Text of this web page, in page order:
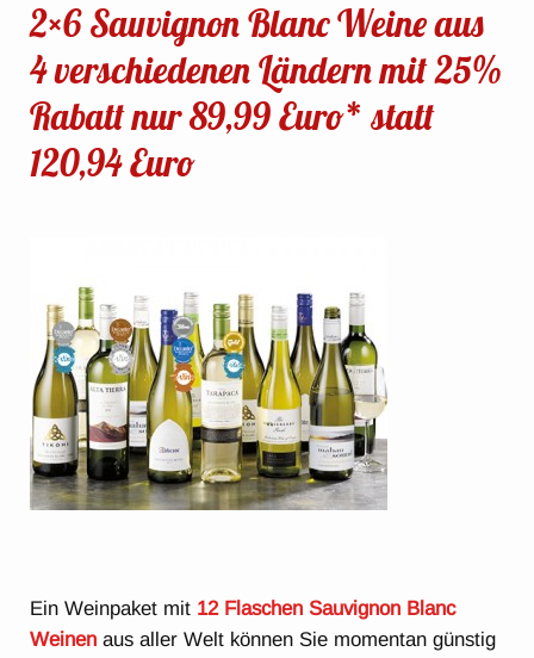
2×6 Sauvignon Blanc Weine aus
4 verschiedenen Ländern mit 25%
Rabatt nur 89,99 Euro* statt
120,94 Euro
Ein Weinpaket mit 12 Flaschen Sauvignon Blanc
Weinen aus aller Welt können Sie momentan günstig